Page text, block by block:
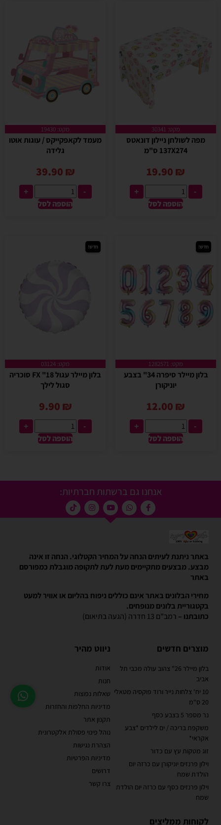
מקט: 30341
מפה לשולחן ניילון דונאטס
137X274 ס"מ
19.90 ₪
-
+
הוספה לסל
מקט: 19430
מעמד לקאפקייקס / עוגות אוטו
גלידה
39.90 ₪
-
+
הוספה לסל
חדש!
מקט: 1282571
בלון מיילר סיפרה 34" בצבע
יוניקורן
12.00 ₪
-
+
הוספה לסל
חדש!
מקט: 03124
בלון מיילר עגול 18" FX סוכריה
סגול לילך
9.90 ₪
-
+
הוספה לסל
אנחנו גם ברשתות חברתיות:
באתר ניתנת לעיתים הנחה על המחיר הקטלוגי. הנחה זו אינה
מבצע. מבצעים מתקיימים מעת לעת לתקופה מוגבלת כמפורסם
באתר
מחירי הבלונים באתר אינם כוללים ניפוח בהליום או אוויר למעט
בקטגוריית בלונים מנופחים.
כתובתנו – רמב"ם 13 חדרה (הגעה בתיאום)
מוצרים חדשים
בלון מיילר 26" צהוב עולה מכבי תל
אביב
10 יח' צלחות נייר ורוד פוקסיה מטאלי
20 ס"מ
נר מספר 5 בצבע כסף
משקפת בריכה / ים לילדים *צבע
אקראי*
זוג מטקות עץ עם כדור
וילון פרנזים יוניקורן עם כרזה יום
הולדת שמח
וילון פרנזים כסף עם כרזה יום הולדת
שמח
ניווט מהיר
אודות
חנות
שאלות נפוצות
מדיניות החלפות והחזרות
תקנון אתר
נוהל פינוי פסולת אלקטרונית
הצהרת נגישות
מדיניות הפרטיות
דרושים
צרו קשר
לקוחות ממליצים